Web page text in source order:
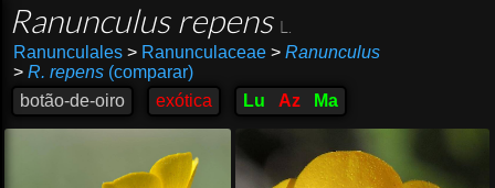
Ranunculus repens
Ranunculales >Ranunculaceae > Ranunculus
> R. repens(comparar)
botão-de-oiro
exótica Lu Az Ma